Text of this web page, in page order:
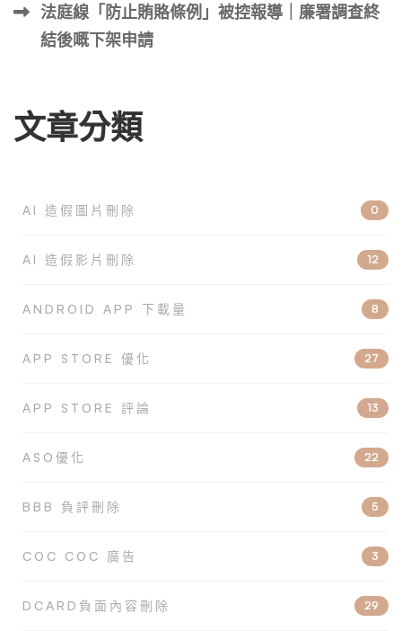
法庭線「防止賄賂條例」被控報導｜廉署調查終
結後嘅下架申請
文章分類
AI 造假圖片刪除 0
AI 造假影片刪除 12
ANDROID APP 下載量 8
APP STORE 優化 27
APP STORE 評論 13
ASO優化 22
BBB 負評刪除 5
COC COC 廣告 3
DCARD負面內容刪除 29